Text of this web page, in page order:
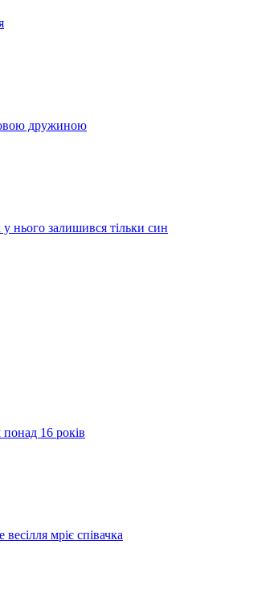
дружиною
нього залишився тільки син
16 років
мріє співачка